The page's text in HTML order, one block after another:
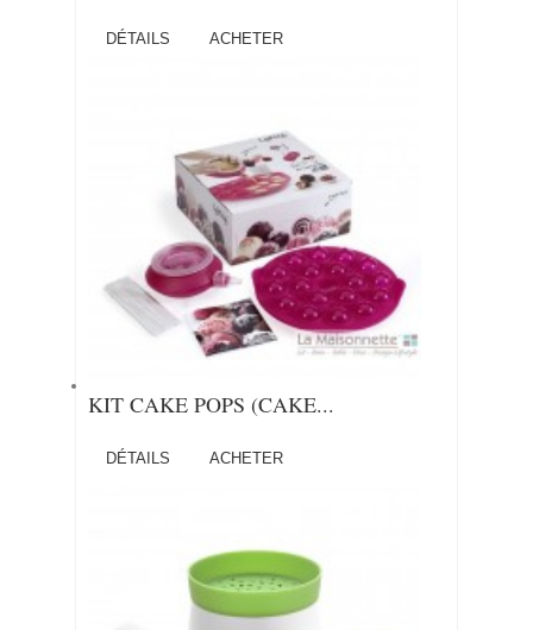
DÉTAILS ACHETER
KIT CAKE POPS (CAKE...
DÉTAILS ACHETER